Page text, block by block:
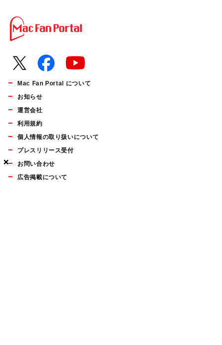
×
×
×
Mac Fan Portal について
お知らせ
運営会社
利用規約
個人情報の取り扱いについて
プレスリリース受付
お問い合わせ
広告掲載について